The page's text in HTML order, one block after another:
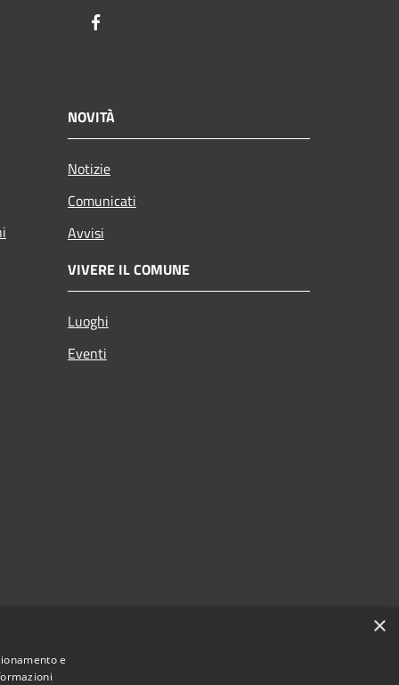
NOVITÀ
Notizie
Comunicati
Avvisi
VIVERE IL COMUNE
Luoghi
Eventi
×
e